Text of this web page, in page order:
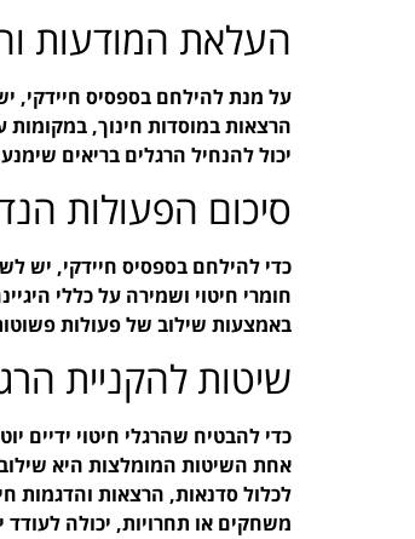
העלאת המודעות
על מנת להילחם בספסיס חיידקי,
הרצאות במוסדות חינוך, במקומות
יכול להנחיל הרגלים בריאים
סיכום הפעולות
כדי להילחם בספסיס חיידקי, יש
חומרי חיטוי ושמירה על כללי
באמצעות שילוב של פעולות
שיטות להקניית
כדי להבטיח שהרגלי חיטוי ידיים
אחת השיטות המומלצות היא שילוב
לכלול סדנאות, הרצאות והדגמות
משחקים או תחרויות, יכולה